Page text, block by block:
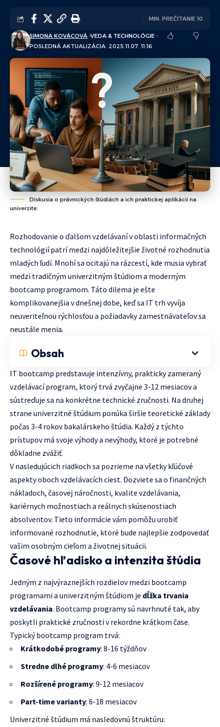
POSLEDNÁ AKTUALIZÁCIA: 2025.11.07. 11:16
SIMONA KOVÁCOVÁ VEDA & TECHNOLÓGIE
MIN. PREČÍTANIE 10
Diskusia o právnických štúdiách a ich praktickej aplikácii na
univerzite.
Rozhodovanie o ďalšom vzdelávaní v oblasti informačných
technológií patrí medzi najdôležitejšie životné rozhodnutia
mladých ľudí. Mnohí sa ocitajú na rázcestí, kde musia vybrať
medzi tradičným univerzitným štúdiom a moderným
bootcamp programom. Táto dilema je ešte
komplikovanejšia v dnešnej dobe, keď sa IT trh vyvíja
neuveriteľnou rýchlosťou a požiadavky zamestnávateľov sa
neustále menia.
Obsah
IT bootcamp predstavuje intenzívny, prakticky zameraný
vzdelávací program, ktorý trvá zvyčajne 3-12 mesiacov a
sústreďuje sa na konkrétne technické zručnosti. Na druhej
strane univerzitné štúdium ponúka širšie teoretické základy
počas 3-4 rokov bakalárskeho štúdia. Každý z týchto
prístupov má svoje výhody a nevýhody, ktoré je potrebné
dôkladne zvážiť.
V nasledujúcich riadkoch sa pozrieme na všetky kľúčové
aspekty oboch vzdelávacích ciest. Dozviete sa o finančných
nákladoch, časovej náročnosti, kvalite vzdelávania,
kariérnych možnostiach a reálnych skúsenostiach
absolventov. Tieto informácie vám pomôžu urobiť
informované rozhodnutie, ktoré bude najlepšie zodpovedať
vašim osobným cieľom a životnej situácii.
Časové hľadisko a intenzita štúdia
Jedným z najvýraznejších rozdielov medzi bootcamp
programami a univerzitným štúdiom je dĺžka trvania
vzdelávania. Bootcamp programy sú navrhnuté tak, aby
poskytli praktické zručnosti v rekordne krátkom čase.
Typický bootcamp program trvá:
Krátkodobé programy: 8-16 týždňov
Stredne dlhé programy: 4-6 mesiacov
Rozšírené programy: 9-12 mesiacov
Part-time varianty: 6-18 mesiacov
Univerzitné štúdium má nasledovnú štruktúru: